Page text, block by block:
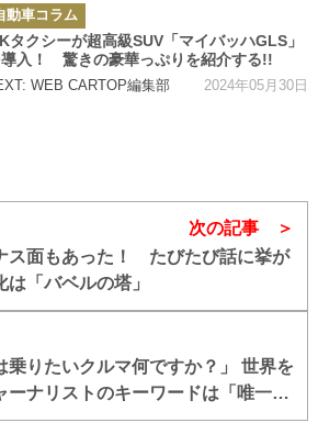
動車コラム
タクシーが超高級SUV「マイバッハGLS」
入！ 驚きの豪華っぷりを紹介する!!
WEB CARTOP編集部 2024年05月30日
りたいクルマ何ですか？」 世界を
ーナリストのキーワードは「唯一無
次の記事
ス面もあった！ たびたび話に挙が
「バベルの塔」